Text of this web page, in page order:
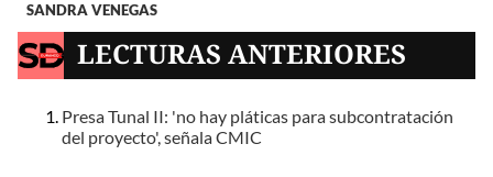
SANDRA VENEGAS
LECTURAS ANTERIORES
Presa Tunal II: 'no hay pláticas para subcontratación
del proyecto', señala CMIC